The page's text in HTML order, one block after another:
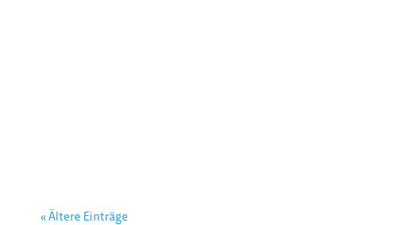
« Ältere Einträge